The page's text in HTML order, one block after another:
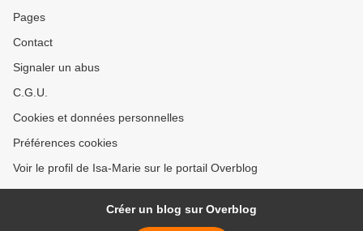
Pages
Contact
Signaler un abus
C.G.U.
Cookies et données personnelles
Préférences cookies
Voir le profil de Isa-Marie sur le portail Overblog
Créer un blog sur Overblog